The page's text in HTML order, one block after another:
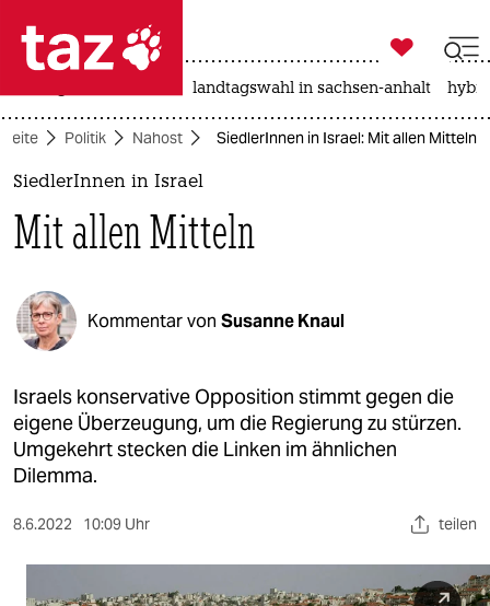
 taz zahl ich
taz zahl ich
politik
öko
gesellschaft
kultur
sport
wahrheit

taz zahl ich
landtagswahl in sachsen-anhalt
Politik Nahost SiedlerInnen in Israel: Mit allen Mitteln
SiedlerInnen in Israel
Mit allen Mitteln
Kommentar von Susanne Knaul
Israels konservative Opposition stimmt gegen die
eigene Überzeugung, um die Regierung zu stürzen.
Umgekehrt stecken die Linken im ähnlichen
Dilemma.
8.6.2022 10:09 Uhr teilen